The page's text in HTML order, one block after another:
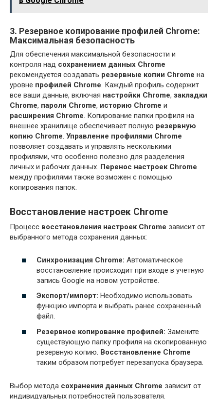
3. Резервное копирование профилей Chrome:
Максимальная безопасность
Для обеспечения максимальной безопасности и
контроля над сохранением данных Chrome
рекомендуется создавать резервные копии Chrome на
уровне профилей Chrome. Каждый профиль содержит
все ваши данные, включая настройки Chrome, закладки
Chrome, пароли Chrome, историю Chrome и
расширения Chrome. Копирование папки профиля на
внешнее хранилище обеспечивает полную резервную
копию Chrome. Управление профилями Chrome
позволяет создавать и управлять несколькими
профилями, что особенно полезно для разделения
личных и рабочих данных. Перенос настроек Chrome
между профилями также возможен с помощью
копирования папок.
Восстановление настроек Chrome
Процесс восстановления настроек Chrome зависит от
выбранного метода сохранения данных:
Синхронизация Chrome: Автоматическое
восстановление происходит при входе в учетную
запись Google на новом устройстве.
Экспорт/импорт: Необходимо использовать
функцию импорта и выбрать ранее сохраненный
файл.
Резервное копирование профилей: Замените
существующую папку профиля на скопированную
резервную копию. Восстановление Chrome
таким образом потребует перезапуска браузера.
Выбор метода сохранения данных Chrome зависит от
индивидуальных потребностей пользователя.